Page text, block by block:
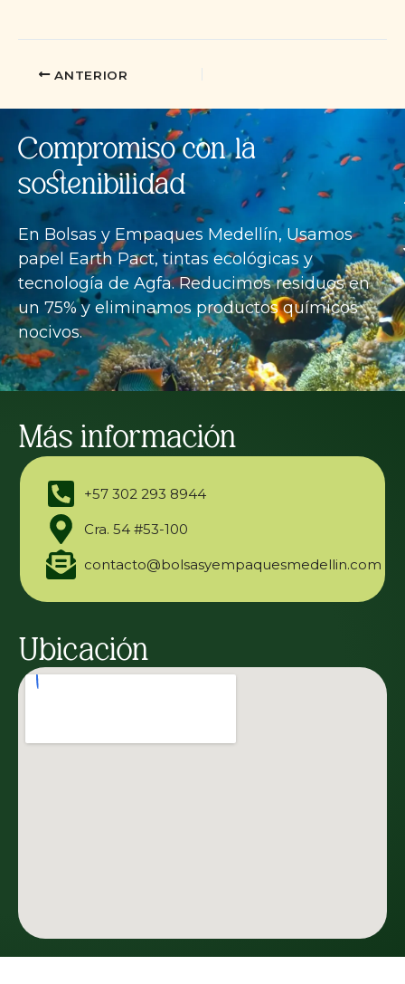
ANTERIOR
Compromiso con la
sostenibilidad
En Bolsas y Empaques Medellín, Usamos
papel Earth Pact, tintas ecológicas y
tecnología de Agfa. Reducimos residuos en
un 75% y eliminamos productos químicos
nocivos.
Más información
+57 302 293 8944
Cra. 54 #53-100
contacto@bolsasyempaquesmedellin.com
Ubicación